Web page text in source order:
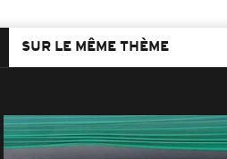
SUR LE MÊME THÈME